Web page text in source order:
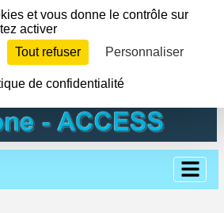
cookies
et vous donne le contrôle sur
activer
Tout refuser Personnaliser
de confidentialité